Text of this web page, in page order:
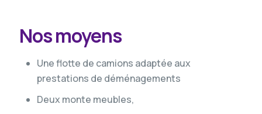
Nos moyens
Une flotte de camions adaptée aux
prestations de déménagements
Deux monte meubles,